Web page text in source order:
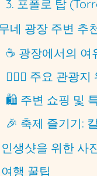
3. 포폴로 탑
네 광장 주변 추
☕️ 광장에서의 여
🚶🏻‍♀️ 주요 관광
🛍️ 주변 쇼핑 및
🎉 축제 즐기기:
생샷을 위한 사
행 꿀팁